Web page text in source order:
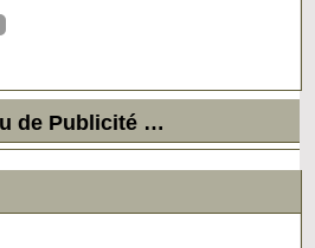
de Publicité …